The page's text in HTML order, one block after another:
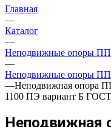
Главная
—
Каталог
—
Неподвижные опоры
—
Неподвижные опоры
—Неподвижная опора
1100 ПЭ вариант Б
Неподвижная